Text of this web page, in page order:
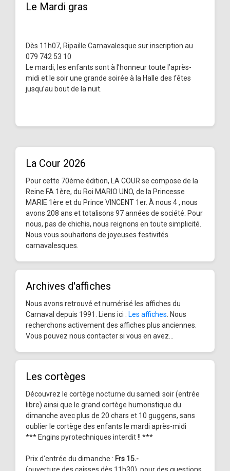
Le Mardi gras
Dès 11h07, Ripaille Carnavalesque sur inscription au
079 742 53 10
Le mardi, les enfants sont à l’honneur toute l’après-
midi et le soir une grande soirée à la Halle des fêtes
jusqu’au bout de la nuit.
La Cour 2026
Pour cette 70ème édition, LA COUR se compose de la
Reine FA 1ère, du Roi MARIO UNO, de la Princesse
MARIE 1ère et du Prince VINCENT 1er. À nous 4 , nous
avons 208 ans et totalisons 97 années de société. Pour
nous, pas de chichis, nous reignons en toute simplicité.
Nous vous souhaitons de joyeuses festivités
carnavalesques.
Archives d'affiches
Nous avons retrouvé et numérisé les affiches du
Carnaval depuis 1991. Liens ici : Les affiches . Nous
recherchons activement des affiches plus anciennes.
Vous pouvez nous contacter si vous en avez...
Les cortèges
Découvrez le cortège nocturne du samedi soir (entrée
libre) ainsi que le grand cortège humoristique du
dimanche avec plus de 20 chars et 10 guggens, sans
oublier le cortège des enfants le mardi après-midi
*** Engins pyrotechniques interdit !! ***
Prix d'entrée du dimanche : Frs 15.-